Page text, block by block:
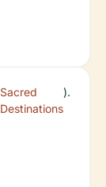
Sacred
Destinations
).